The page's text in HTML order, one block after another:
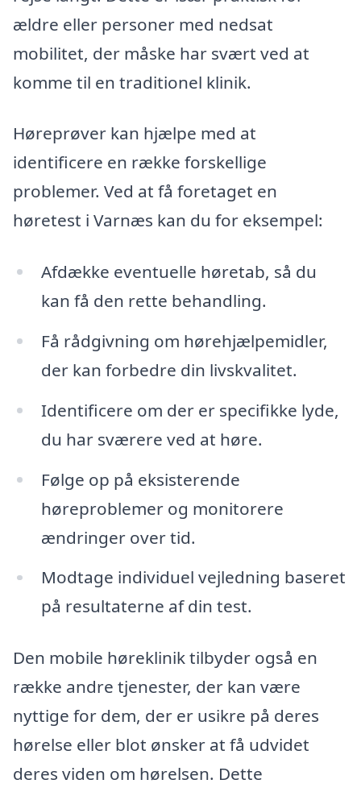
ældre eller personer med nedsat
mobilitet, der måske har svært ved at
komme til en traditionel klinik.
Høreprøver kan hjælpe med at
identificere en række forskellige
problemer. Ved at få foretaget en
høretest i Varnæs kan du for eksempel:
Afdække eventuelle høretab, så du
kan få den rette behandling.
Få rådgivning om hørehjælpemidler,
der kan forbedre din livskvalitet.
Identificere om der er specifikke lyde,
du har sværere ved at høre.
Følge op på eksisterende
høreproblemer og monitorere
ændringer over tid.
Modtage individuel vejledning baseret
på resultaterne af din test.
Den mobile høreklinik tilbyder også en
række andre tjenester, der kan være
nyttige for dem, der er usikre på deres
hørelse eller blot ønsker at få udvidet
deres viden om hørelsen. Dette